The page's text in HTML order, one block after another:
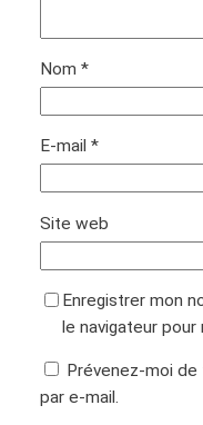
Nom *
E-mail *
Site web
Enregistrer mon
le navigateur
Prévenez-moi
par e-mail.